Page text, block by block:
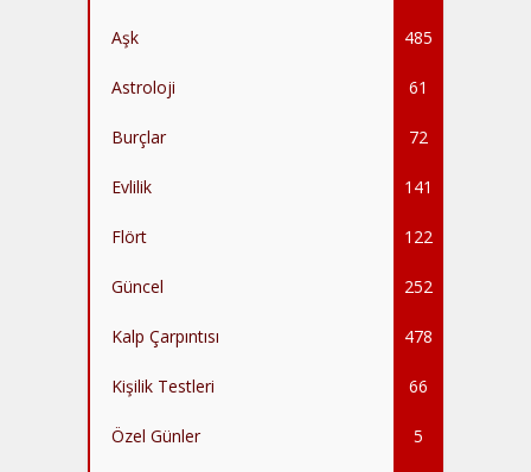
Aşk 485
Astroloji 61
Burçlar 72
Evlilik 141
Flört 122
Güncel 252
Kalp Çarpıntısı 478
Kişilik Testleri 66
Özel Günler 5